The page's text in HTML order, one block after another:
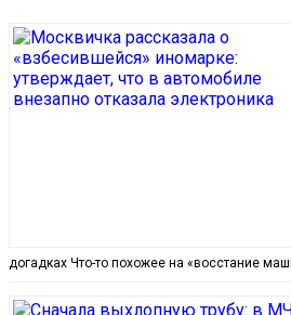
догадках Что-то похожее на «восстание